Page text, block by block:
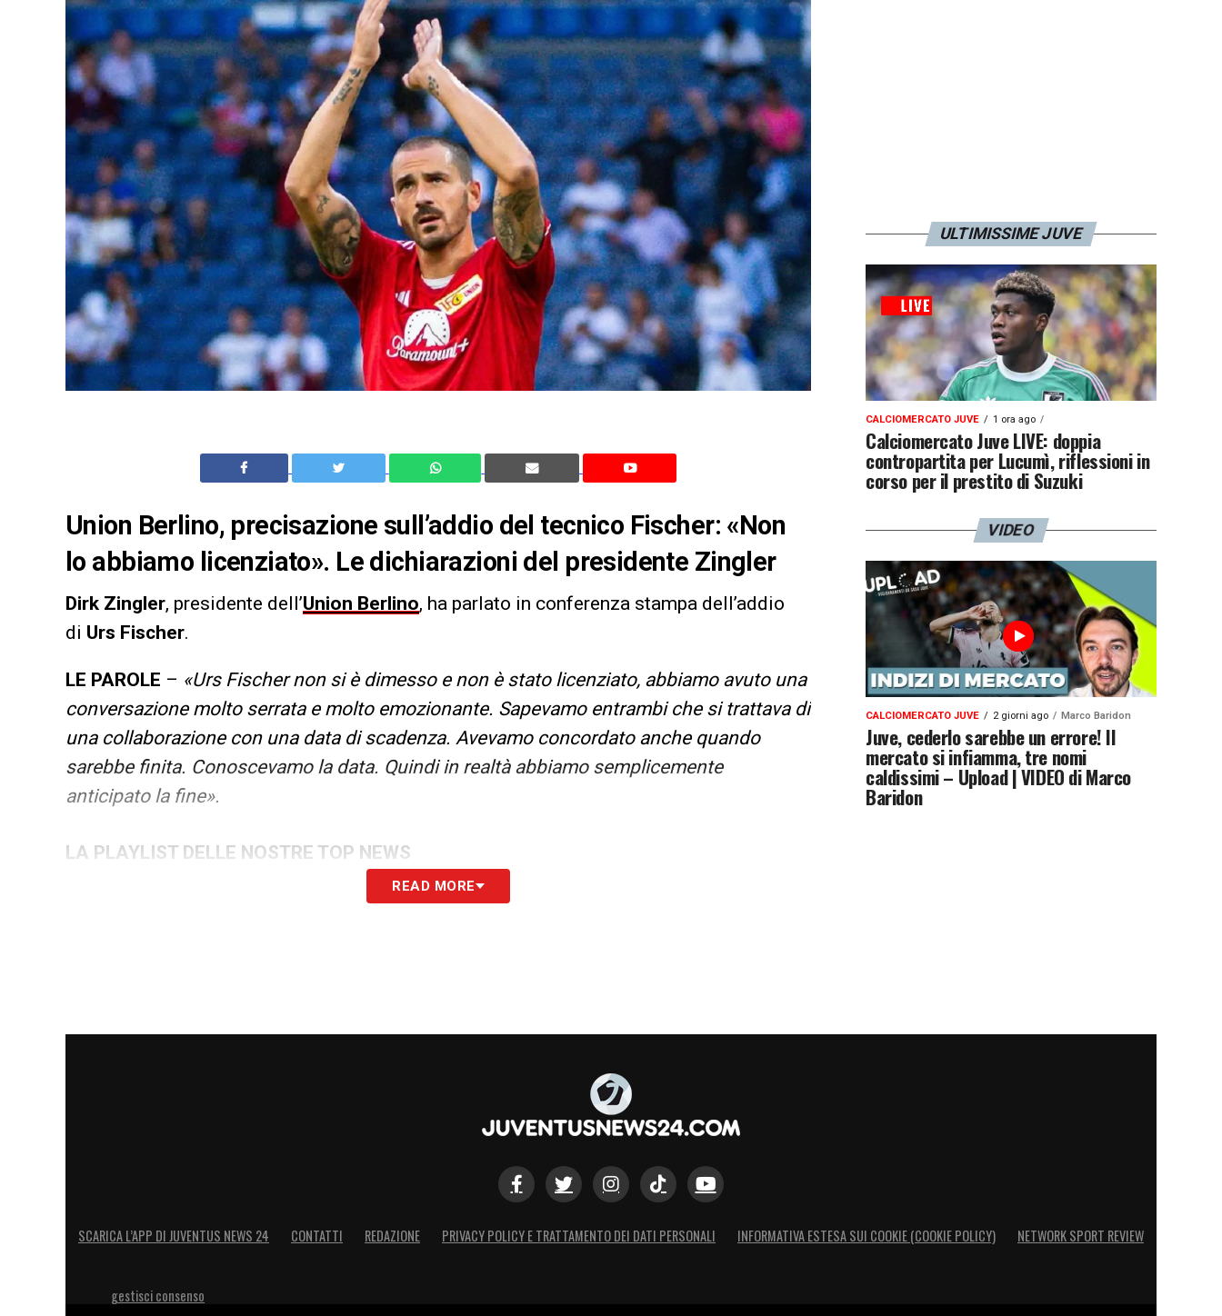
Union Berlino, precisazione sull’addio del tecnico Fischer: «Non
lo abbiamo licenziato». Le dichiarazioni del presidente Zingler
Dirk Zingler, presidente dell’Union Berlino, ha parlato in conferenza stampa dell’addio
di Urs Fischer.
LE PAROLE – «Urs Fischer non si è dimesso e non è stato licenziato, abbiamo avuto una
conversazione molto serrata e molto emozionante. Sapevamo entrambi che si trattava di
una collaborazione con una data di scadenza. Avevamo concordato anche quando
sarebbe finita. Conoscevamo la data. Quindi in realtà abbiamo semplicemente
anticipato la fine».
LA PLAYLIST DELLE NOSTRE TOP NEWS
READ MORE
ULTIMISSIME JUVE
CALCIOMERCATO JUVE 1 ora ago
Calciomercato Juve LIVE: doppia
contropartita per Lucumì, riflessioni in
corso per il prestito di Suzuki
VIDEO
CALCIOMERCATO JUVE 2 giorni ago Marco Baridon
Juve, cederlo sarebbe un errore! Il
mercato si infiamma, tre nomi
caldissimi – Upload | VIDEO di Marco
Baridon
SCARICA L’APP DI JUVENTUS NEWS 24 CONTATTI REDAZIONE PRIVACY POLICY E TRATTAMENTO DEI DATI PERSONALI INFORMATIVA ESTESA SUI COOKIE (COOKIE POLICY) NETWORK SPORT REVIEW
gestisci consenso